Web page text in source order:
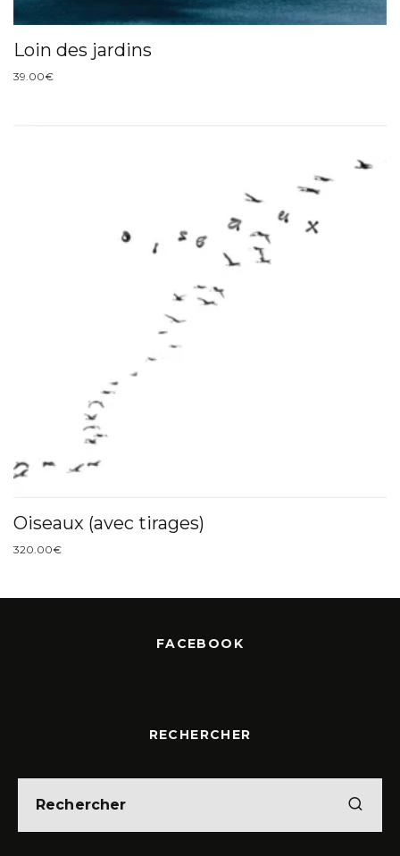
Loin des jardins
39.00€
Oiseaux (avec tirages)
320.00€
FACEBOOK
RECHERCHER